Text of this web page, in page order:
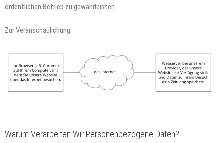
ordentlichen Betrieb zu gewährleisten.
Zur Veranschaulichung:
Warum Verarbeiten Wir Personenbezogene Daten?